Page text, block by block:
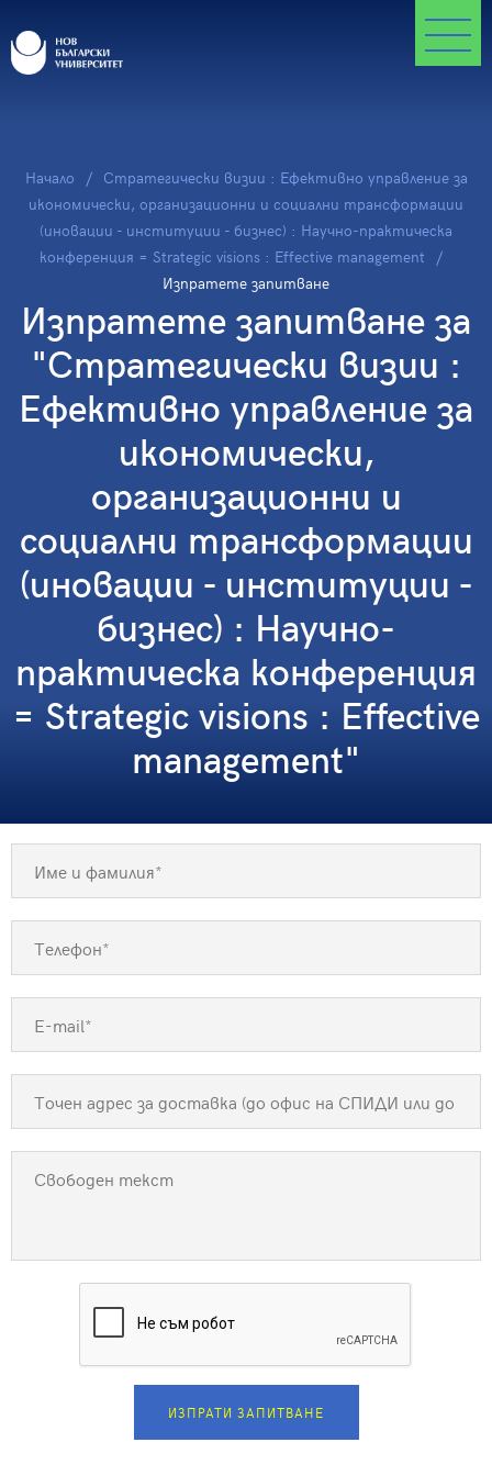
Начало
Стратегически визии : Ефективно управление за
икономически, организационни и социални трансформации
(иновации - институции - бизнес) : Научно-практическа
конференция = Strategic visions : Effective management
Изпратете запитване
Изпратете запитване за
"Стратегически визии :
Ефективно управление за
икономически,
организационни и
социални трансформации
(иновации - институции -
бизнес) : Научно-
практическа конференция
= Strategic visions : Effective
management"
ИЗПРАТИ ЗАПИТВАНЕ